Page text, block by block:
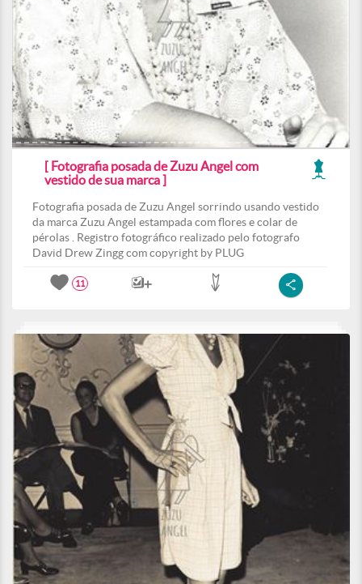
[ Fotografia posada de Zuzu Angel com
vestido de sua marca ]
Fotografia posada de Zuzu Angel sorrindo usando vestido
da marca Zuzu Angel estampada com flores e colar de
pérolas . Registro fotográfico realizado pelo fotografo
David Drew Zingg com copyright by PLUG
11